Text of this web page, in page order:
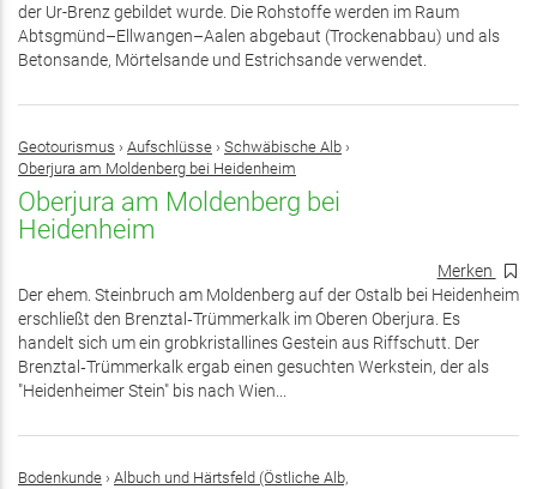
der Ur-Brenz gebildet wurde. Die Rohstoffe werden im Raum
Abtsgmünd–Ellwangen–Aalen abgebaut (Trockenabbau) und als
Betonsande, Mörtelsande und Estrichsande verwendet.
Geotourismus › Aufschlüsse › Schwäbische Alb ›
Oberjura am Moldenberg bei Heidenheim
Oberjura am Moldenberg bei
Heidenheim
Merken
Der ehem. Steinbruch am Moldenberg auf der Ostalb bei Heidenheim
erschließt den Brenztal‑Trümmerkalk im Oberen Oberjura. Es
handelt sich um ein grobkristallines Gestein aus Riffschutt. Der
Brenztal‑Trümmerkalk ergab einen gesuchten Werkstein, der als
"Heidenheimer Stein" bis nach Wien...
Bodenkunde › Albuch und Härtsfeld (Östliche Alb,